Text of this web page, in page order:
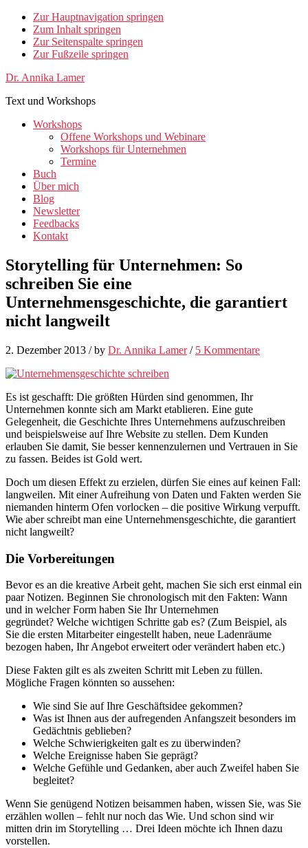
Zur Hauptnavigation springen
Zum Inhalt springen
Zur Seitenspalte springen
Zur Fußzeile springen
Dr. Annika Lamer
Text und Workshops
Workshops
Offene Workshops und Webinare
Workshops für Unternehmen
Termine
Buch
Über mich
Blog
Newsletter
Feedbacks
Kontakt
Storytelling für Unternehmen: So
schreiben Sie eine
Unternehmensgeschichte, die garantiert
nicht langweilt
2. Dezember 2013 / by Dr. Annika Lamer / 5 Kommentare
Es ist geschafft: Die größten Hürden sind genommen, Ihr
Unternehmen konnte sich am Markt etablieren. Eine gute
Gelegenheit, die Geschichte Ihres Unternehmens aufzuschreiben
und beispielsweise auf Ihre Website zu stellen. Dem Kunden
erlauben Sie damit, Sie besser kennenzulernen und Vertrauen in Sie
zu fassen. Beides ist Gold wert.
Doch um diesen Effekt zu erzielen, dürfen Sie eines auf keinen Fall:
langweilen. Mit einer Aufreihung von Daten und Fakten werden Sie
niemanden hinterm Ofen vorlocken – die positive Wirkung verpufft.
Wie aber schreibt man eine Unternehmensgeschichte, die garantiert
nicht langweilt?
Die Vorbereitungen
Bevor es an die kreative Arbeit geht, machen Sie sich erst einmal ein
paar Notizen. Beginnen Sie chronologisch mit den Fakten: Wann
und in welcher Form haben Sie Ihr Unternehmen
gegründet? Welche wichtigen Schritte gab es? (Zum Beispiel, als
Sie die ersten Mitarbeiter eingestellt haben, neue Ladenräume
bezogen haben, Ihr Angebot erweitert oder verändert haben etc.)
Diese Fakten gilt es als zweiten Schritt mit Leben zu füllen.
Mögliche Fragen könnten so aussehen:
Wie sind Sie auf Ihre Geschäftsidee gekommen?
Was ist Ihnen aus der aufregenden Anfangszeit besonders im
Gedächtnis geblieben?
Welche Schwierigkeiten galt es zu überwinden?
Welche Ereignisse haben Sie geprägt?
Welche Gefühle und Gedanken, aber auch Zweifel haben Sie
begleitet?
Wenn Sie genügend Notizen beisammen haben, wissen Sie, was Sie
erzählen wollen – fehlt nur noch das Wie. Und schon sind wir
mitten drin im Storytelling … Drei Ideen möchte ich Ihnen dazu
vorstellen.